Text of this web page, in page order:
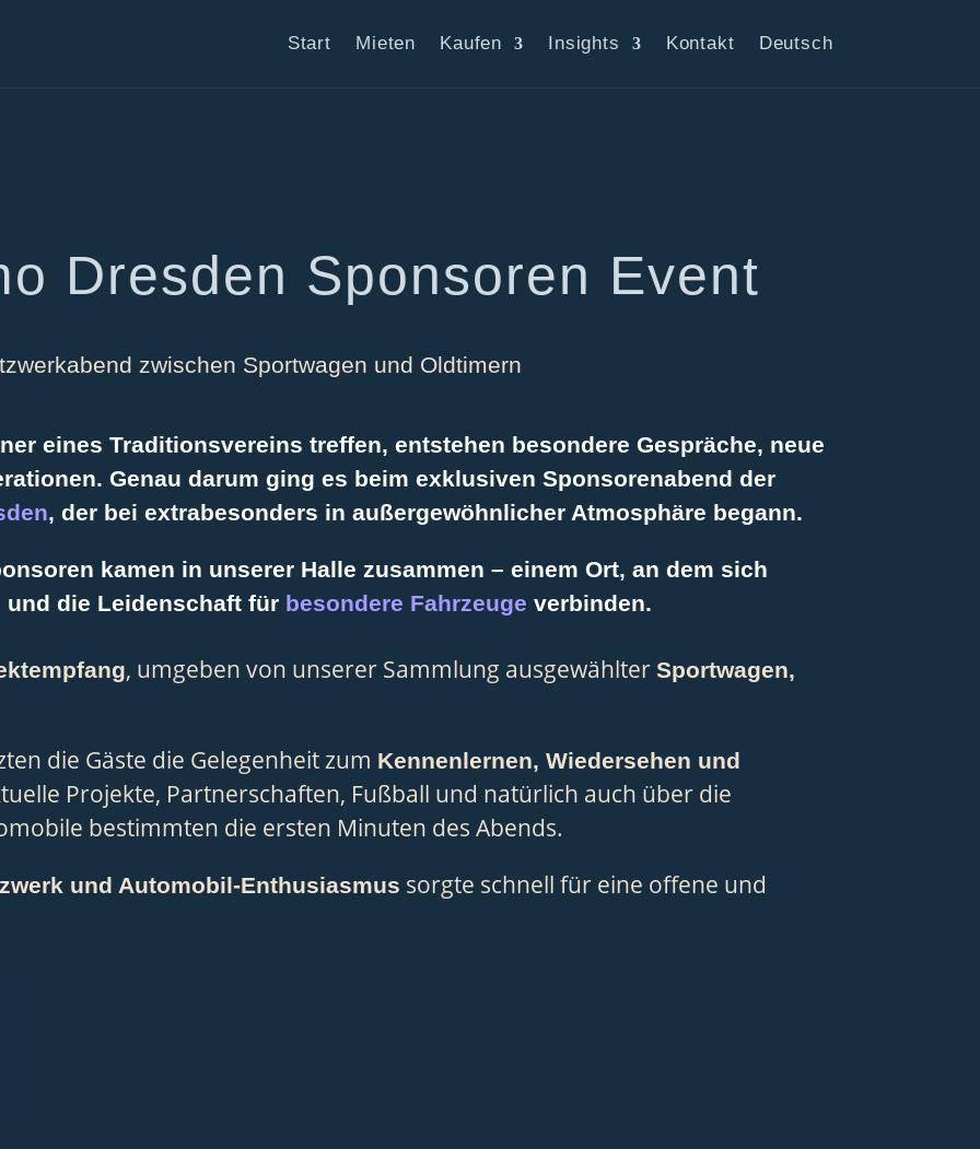
Start Mieten Kaufen Insights Kontakt Deutsch
Dresden Sponsoren Event
zwischen Sportwagen und Oldtimern
eines Traditionsvereins treffen, entstehen besondere Gespräche, neue
Genau darum ging es beim exklusivenSponsorenabend der
, der beiextrabesonders in außergewöhnlicher Atmosphäre begann.
kamen in unserer Halle zusammen – einem Ort, an dem sich
und die Leidenschaft für besondere Fahrzeuge verbinden.
, umgeben von unserer Sammlung ausgewählterSportwagen,
die Gäste die Gelegenheit zum Kennenlernen, Wiedersehen und
Projekte, Partnerschaften, Fußball und natürlich auch über die
bestimmten die ersten Minuten des Abends.
und Automobil-Enthusiasmus sorgte schnell für eine offene und